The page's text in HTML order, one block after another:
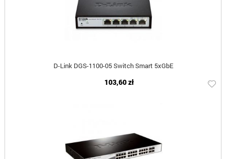
D-Link DGS-1100-05 Switch Smart 5xGbE
103,60 zł